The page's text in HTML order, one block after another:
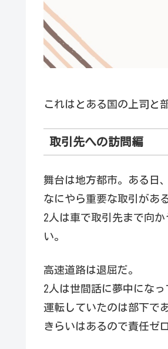
これはとある国の上司と
取引先への訪問編
舞台は地方都市。ある日
なにやら重要な取引があ
2人は車で取引先まで向
い。
高速道路は退屈だ。
2人は世間話に夢中にな
運転していたのは部下で
きらいはあるので責任ゼ